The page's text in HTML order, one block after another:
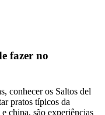
fazer no
conhecer os Saltos del
pratos típicos da
chipa, são experiências